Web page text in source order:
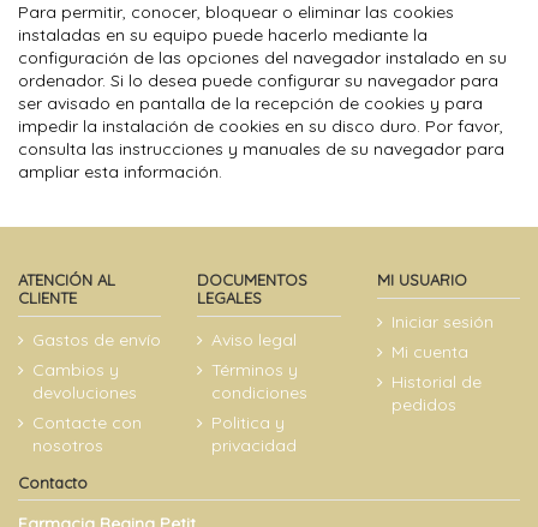
Para permitir, conocer, bloquear o eliminar las cookies
instaladas en su equipo puede hacerlo mediante la
configuración de las opciones del navegador instalado en su
ordenador. Si lo desea puede configurar su navegador para
ser avisado en pantalla de la recepción de cookies y para
impedir la instalación de cookies en su disco duro. Por favor,
consulta las instrucciones y manuales de su navegador para
ampliar esta información.
ATENCIÓN AL
CLIENTE
Gastos de envío
Cambios y
devoluciones
Contacte con
nosotros
DOCUMENTOS
LEGALES
Aviso legal
Términos y
condiciones
Politica y
privacidad
MI USUARIO
Iniciar sesión
Mi cuenta
Historial de
pedidos
Contacto